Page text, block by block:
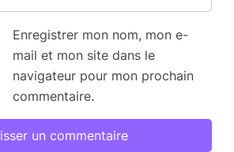
Enregistrer mon nom, mon e-
mail et mon site dans le
navigateur pour mon prochain
commentaire.